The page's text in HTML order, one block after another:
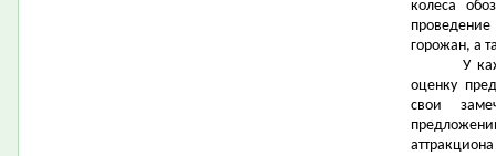
колеса
горожан, а
У
оценку
свои